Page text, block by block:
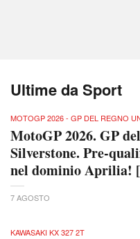
Ultime da Sport
MOTOGP 2026 - GP DEL REGNO
MotoGP 2026. GP
Silverstone. Pre-
nel dominio Aprilia!
7 AGOSTO
KAWASAKI KX 327 2T